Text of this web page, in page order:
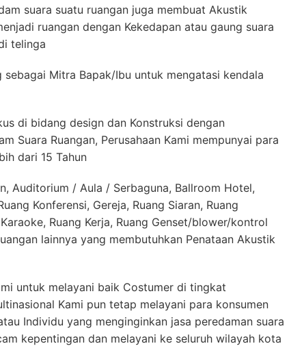
suara suatu ruangan juga membuat Akustik
ruangan dengan Kekedapan atau gaung suara
telinga
sebagai Mitra Bapak/Ibu untuk mengatasi kendala
di bidang design dan Konstruksi dengan
Suara Ruangan, Perusahaan Kami mempunyai para
dari 15 Tahun
Auditorium / Aula / Serbaguna, Ballroom Hotel,
Konferensi, Gereja, Ruang Siaran, Ruang
Ruang Kerja, Ruang Genset/blower/kontrol
lainnya yang membutuhkan Penataan Akustik
untuk melayani baik Costumer di tingkat
Kami pun tetap melayani para konsumen
Individu yang menginginkan jasa peredaman suara
kepentingan dan melayani ke seluruh wilayah kota